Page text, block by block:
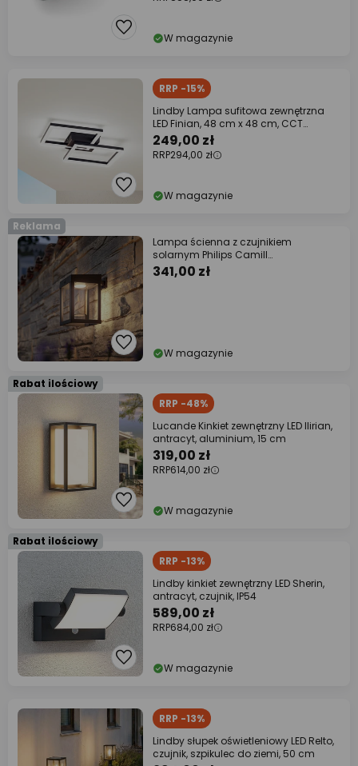
W magazynie
RRP -15%
Lindby Lampa sufitowa zewnętrzna
LED Finian, 48 cm x 48 cm, CCT
ściemniana
249,00 zł
RRP294,00 zł
W magazynie
Reklama
Lampa ścienna z czujnikiem
solarnym Philips Camill
czarna/przezroczysta 14 x 14
341,00 zł
W magazynie
Rabat ilościowy
RRP -48%
Lucande Kinkiet zewnętrzny LED Ilirian,
antracyt, aluminium, 15 cm
319,00 zł
RRP614,00 zł
W magazynie
Rabat ilościowy
RRP -13%
Lindby kinkiet zewnętrzny LED Sherin,
antracyt, czujnik, IP54
589,00 zł
RRP684,00 zł
W magazynie
RRP -13%
Lindby słupek oświetleniowy LED Relto,
czujnik, szpikulec do ziemi, 50 cm